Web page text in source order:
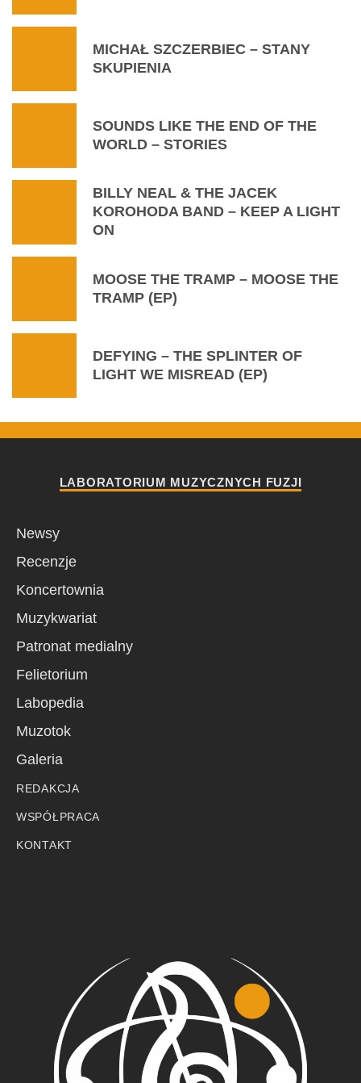
MICHAŁ SZCZERBIEC – STANY
SKUPIENIA
SOUNDS LIKE THE END OF THE
WORLD – STORIES
BILLY NEAL & THE JACEK
KOROHODA BAND – KEEP A LIGHT
ON
MOOSE THE TRAMP – MOOSE THE
TRAMP (EP)
DEFYING – THE SPLINTER OF
LIGHT WE MISREAD (EP)
LABORATORIUM MUZYCZNYCH FUZJI
Newsy
Recenzje
Koncertownia
Muzykwariat
Patronat medialny
Felietorium
Labopedia
Muzotok
Galeria
REDAKCJA
WSPÓŁPRACA
KONTAKT